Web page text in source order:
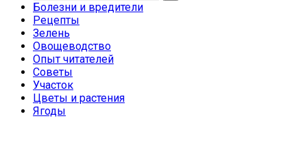
Болезни и вредители
Рецепты
Зелень
Овощеводство
Опыт читателей
Советы
Участок
Цветы и растения
Ягоды